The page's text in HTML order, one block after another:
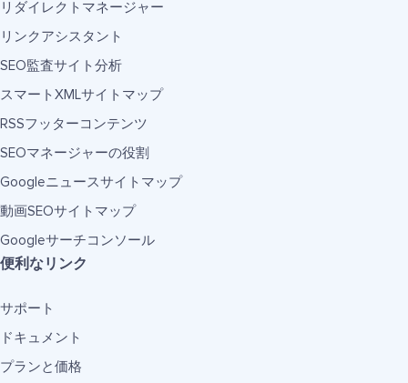
リダイレクトマネージャー
リンクアシスタント
SEO監査サイト分析
スマートXMLサイトマップ
RSSフッターコンテンツ
SEOマネージャーの役割
Googleニュースサイトマップ
動画SEOサイトマップ
Googleサーチコンソール
便利なリンク
サポート
ドキュメント
プランと価格